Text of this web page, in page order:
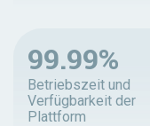
99.99%
Betriebszeit und
Verfügbarkeit der
Plattform